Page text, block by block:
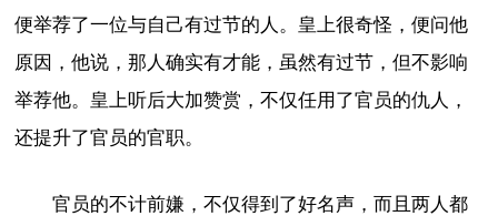
便举荐了一位与自己有过节的人。皇上很奇怪，便问他
原因，他说，那人确实有才能，虽然有过节，但不影响
举荐他。皇上听后大加赞赏，不仅任用了官员的仇人，
还提升了官员的官职。
官员的不计前嫌，不仅得到了好名声，而且两人都